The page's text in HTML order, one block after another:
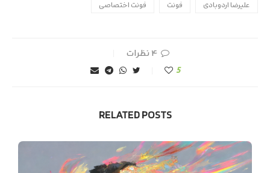
علیرضا اردوبادی فونت فونت اختصاصی
۴ نظرات
5
RELATED POSTS